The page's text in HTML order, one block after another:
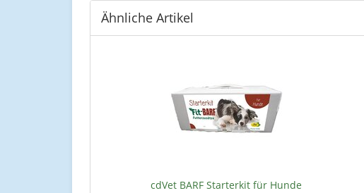
Ähnliche Artikel
cdVet BARF Starterkit für Hunde